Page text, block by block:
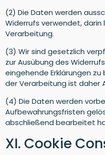
(2) Die Daten werden
Widerrufs verwendet,
Verarbeitung.
(3) Wir sind gesetzlich
zur Ausübung des
eingehende Erklärungen
der Verarbeitung ist daher
(4) Die Daten werden
Aufbewahrungsfristen
abschließend bearbeitet
XI. Cookie